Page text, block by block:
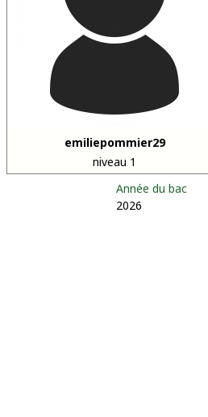
emiliepommier29
niveau 1
Année du bac
2026